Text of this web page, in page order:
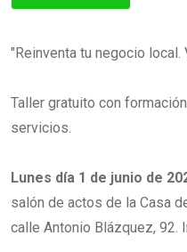
"Reinventa tu negocio
Taller gratuito con
servicios.
Lunes día 1 de junio de
salón de actos de la Casa
calle Antonio Blázquez, 92.